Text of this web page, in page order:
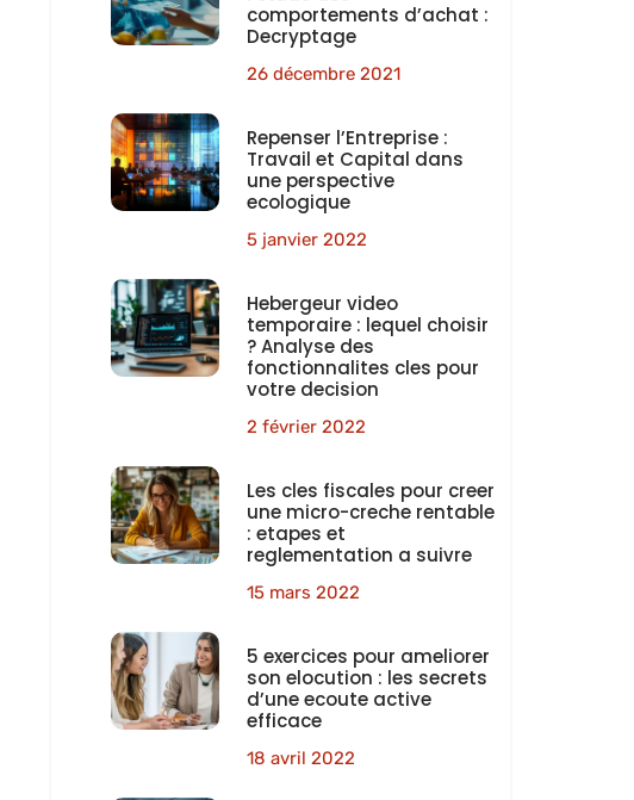
comportements d’achat :
Decryptage
26 décembre 2021
Repenser l’Entreprise :
Travail et Capital dans
une perspective
ecologique
5 janvier 2022
Hebergeur video
temporaire : lequel choisir
? Analyse des
fonctionnalites cles pour
votre decision
2 février 2022
Les cles fiscales pour creer
une micro-creche rentable
: etapes et
reglementation a suivre
15 mars 2022
5 exercices pour ameliorer
son elocution : les secrets
d’une ecoute active
efficace
18 avril 2022